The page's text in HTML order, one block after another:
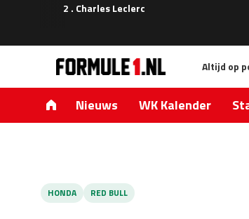
2 . Charles Leclerc
Altijd op
Nieuws WK Kalender
HONDA RED BULL